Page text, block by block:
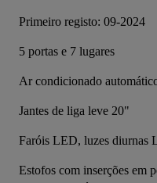
Primeiro registo: 09-2024
5 portas e 7 lugares
Ar condicionado
Jantes de liga leve 20"
Faróis LED, luzes diurnas
Estofos com inserções em